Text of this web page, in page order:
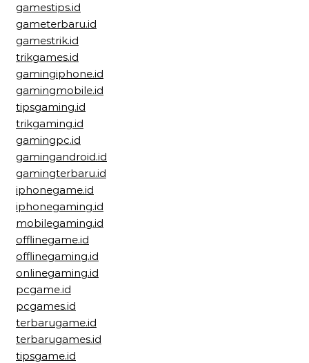
gamestips.id
gameterbaru.id
gamestrik.id
trikgames.id
gamingiphone.id
gamingmobile.id
tipsgaming.id
trikgaming.id
gamingpc.id
gamingandroid.id
gamingterbaru.id
iphonegame.id
iphonegaming.id
mobilegaming.id
offlinegame.id
offlinegaming.id
onlinegaming.id
pcgame.id
pcgames.id
terbarugame.id
terbarugames.id
tipsgame.id